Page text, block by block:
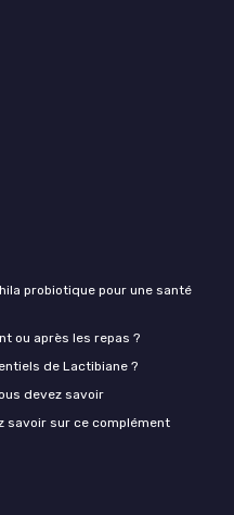
probiotique pour une santé
ou après les repas ?
de Lactibiane ?
devez savoir
savoir sur ce complément